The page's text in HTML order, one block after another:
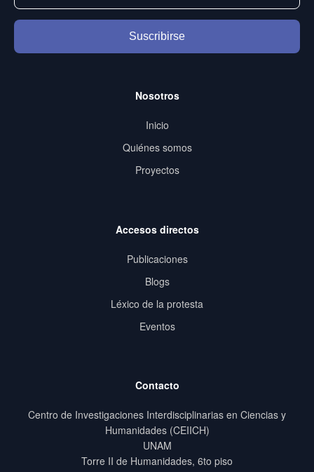
Suscribirse
Nosotros
Inicio
Quiénes somos
Proyectos
Accesos directos
Publicaciones
Blogs
Léxico de la protesta
Eventos
Contacto
Centro de Investigaciones Interdisciplinarias en Ciencias y
Humanidades (CEIICH)
UNAM
Torre II de Humanidades, 6to piso